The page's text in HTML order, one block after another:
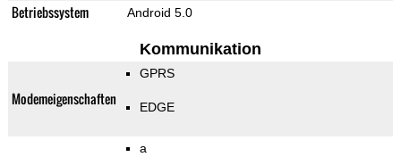
Betriebssystem Android 5.0
Kommunikation
Modemeigenschaften
GPRS
EDGE
a